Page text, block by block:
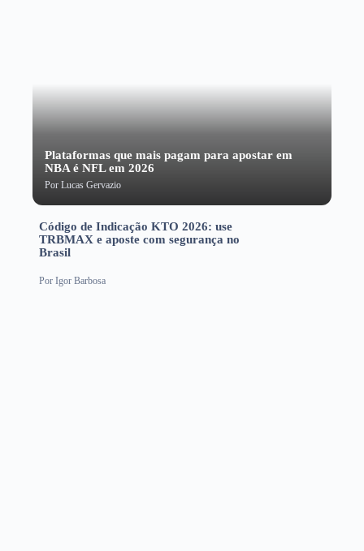
Plataformas que mais pagam para apostar em
NBA é NFL em 2026
Por Lucas Gervazio
Código de Indicação KTO 2026: use
TRBMAX e aposte com segurança no
Brasil
Por Igor Barbosa